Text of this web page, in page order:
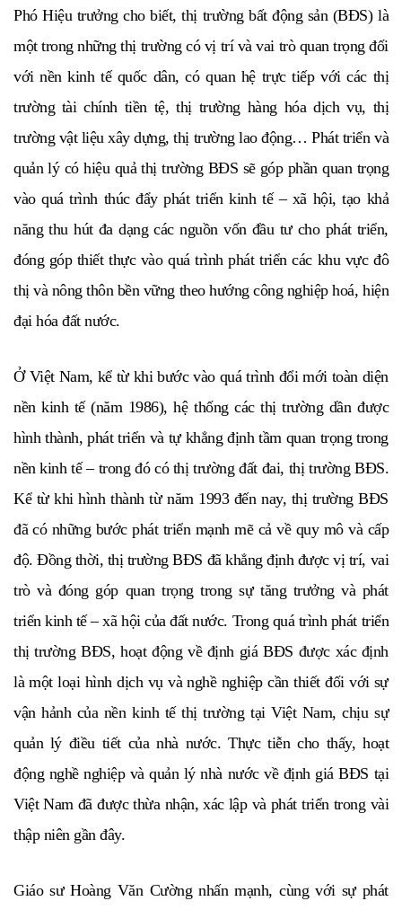
Phó Hiệu trưởng cho biết, thị trường bất động sản (BĐS) là
một trong những thị trường có vị trí và vai trò quan trọng đối
với nền kinh tế quốc dân, có quan hệ trực tiếp với các thị
trường tài chính tiền tệ, thị trường hàng hóa dịch vụ, thị
trường vật liệu xây dựng, thị trường lao động… Phát triển và
quản lý có hiệu quả thị trường BĐS sẽ góp phần quan trọng
vào quá trình thúc đẩy phát triển kinh tế – xã hội, tạo khả
năng thu hút đa dạng các nguồn vốn đầu tư cho phát triển,
đóng góp thiết thực vào quá trình phát triển các khu vực đô
thị và nông thôn bền vững theo hướng công nghiệp hoá, hiện
đại hóa đất nước.
Ở Việt Nam, kể từ khi bước vào quá trình đổi mới toàn diện
nền kinh tế (năm 1986), hệ thống các thị trường dần được
hình thành, phát triển và tự khẳng định tầm quan trọng trong
nền kinh tế – trong đó có thị trường đất đai, thị trường BĐS.
Kể từ khi hình thành từ năm 1993 đến nay, thị trường BĐS
đã có những bước phát triển mạnh mẽ cả về quy mô và cấp
độ. Đồng thời, thị trường BĐS đã khẳng định được vị trí, vai
trò và đóng góp quan trọng trong sự tăng trưởng và phát
triển kinh tế – xã hội của đất nước. Trong quá trình phát triển
thị trường BĐS, hoạt động về định giá BĐS được xác định
là một loại hình dịch vụ và nghề nghiệp cần thiết đối với sự
vận hảnh của nền kinh tế thị trường tại Việt Nam, chịu sự
quản lý điều tiết của nhà nước. Thực tiễn cho thấy, hoạt
động nghề nghiệp và quản lý nhà nước về định giá BĐS tại
Việt Nam đã được thừa nhận, xác lập và phát triển trong vài
thập niên gần đây.
Giáo sư Hoàng Văn Cường nhấn mạnh, cùng với sự phát